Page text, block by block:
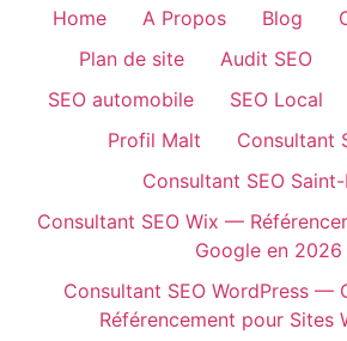
Home
A Propos Blog
Plan de site
Audit SEO
SEO automobile
SEO Local
Profil Malt
Consultant
Consultant SEO
Consultant SEO Wix —
Google en 2026
Consultant SEO WordPress —
Référencement pour Sites